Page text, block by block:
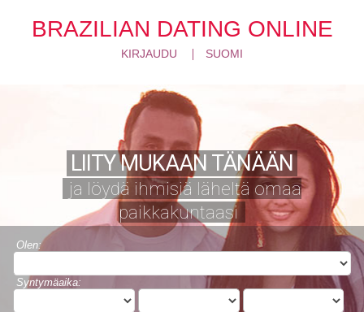
BRAZILIAN DATING ONLINE
KIRJAUDU SUOMI
LIITY MUKAAN TÄNÄÄN
ja löydä ihmisiä läheltä omaa
paikkakuntaasi
Olen:
Syntymäaika: